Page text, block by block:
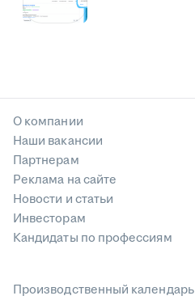
О компании
Наши вакансии
Партнерам
Реклама на сайте
Новости и статьи
Инвесторам
Кандидаты по профессиям
Производственный календарь